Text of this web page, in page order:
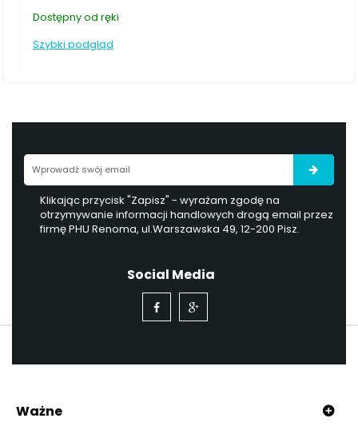
Klikając przycisk "Zapisz" - wyrażam zgodę na
otrzymywanie informacji handlowych drogą email przez
firmę PHU Renoma, ul.Warszawska 49, 12-200 Pisz.
Social Media
Ważne